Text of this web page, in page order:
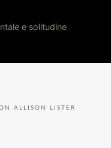
e solitudine
ALLISON LISTER